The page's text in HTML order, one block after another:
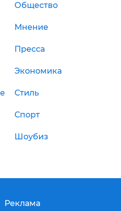
Общество
Мнение
Пресса
Экономика
Стиль
Спорт
Шоубиз
Реклама